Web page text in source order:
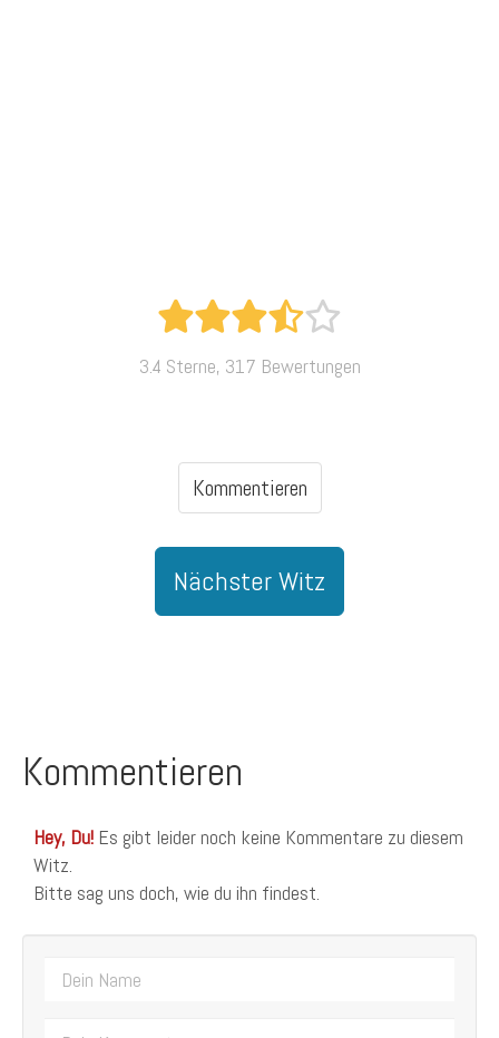
3.4 Sterne, 317 Bewertungen
Kommentieren
Nächster Witz
Kommentieren
Hey, Du! Es gibt leider noch keine Kommentare zu diesem
Witz.
Bitte sag uns doch, wie du ihn findest.